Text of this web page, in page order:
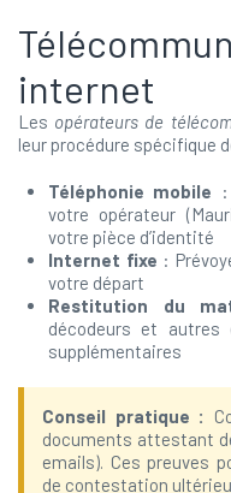
internet
Les opérateurs de
leur procédure spécifique
Téléphonie mobile
votre opérateur
votre pièce d’identité
Internet fixe :
votre départ
Restitution du
décodeurs et autres
supplémentaires
Conseil pratique :
documents attestant
emails). Ces preuves
de contestation